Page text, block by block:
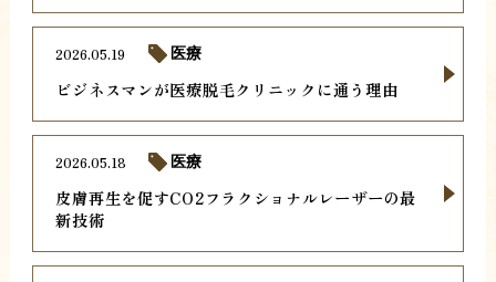
ビジネスマンが医療脱毛クリニックに通う理由
2026.05.19 医療
皮膚再生を促すCO2フラクショナルレーザーの最
新技術
2026.05.18 医療